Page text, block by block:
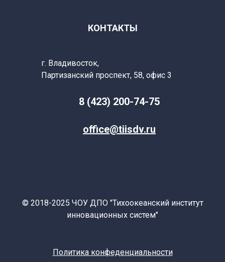
КОНТАКТЫ
г. Владивосток,
Партизанский проспект, 58, офис 3
8 (423) 200-74-75
office@tiisdv.ru
© 2018-2025 ЧОУ ДПО "Тихоокеанский институт
инновационных систем"
Политика конфеденциальности